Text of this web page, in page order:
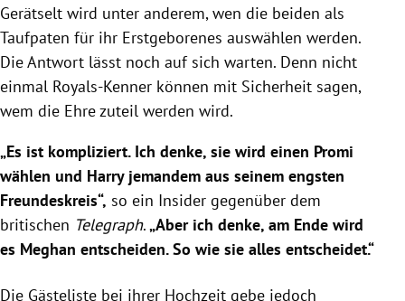
Gerätselt wird unter anderem, wen die beiden als
Taufpaten für ihr Erstgeborenes auswählen werden.
Die Antwort lässt noch auf sich warten. Denn nicht
einmal Royals-Kenner können mit Sicherheit sagen,
wem die Ehre zuteil werden wird.
„Es ist kompliziert. Ich denke, sie wird einen Promi
wählen und Harryjemandem aus seinem engsten
Freundeskreis“, so ein Insider gegenüber dem
britischen Telegraph.„Aber ich denke, am Ende wird
es Meghan entscheiden. So wie sie alles entscheidet.“
Die Gästeliste bei ihrer Hochzeit gebe jedoch